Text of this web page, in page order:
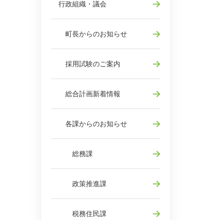
行政組織・議会
町長からのお知らせ
採用試験のご案内
総合計画新着情報
各課からのお知らせ
総務課
政策推進課
税務住民課